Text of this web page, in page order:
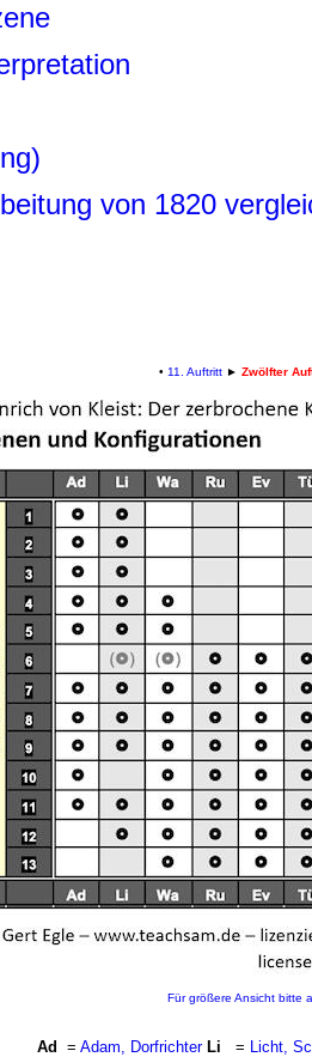
von 1820
• 11. Auftritt► Zwölfter
Für größere Ansicht bitte
Ad = Adam, Dorfrichter Li = Licht,